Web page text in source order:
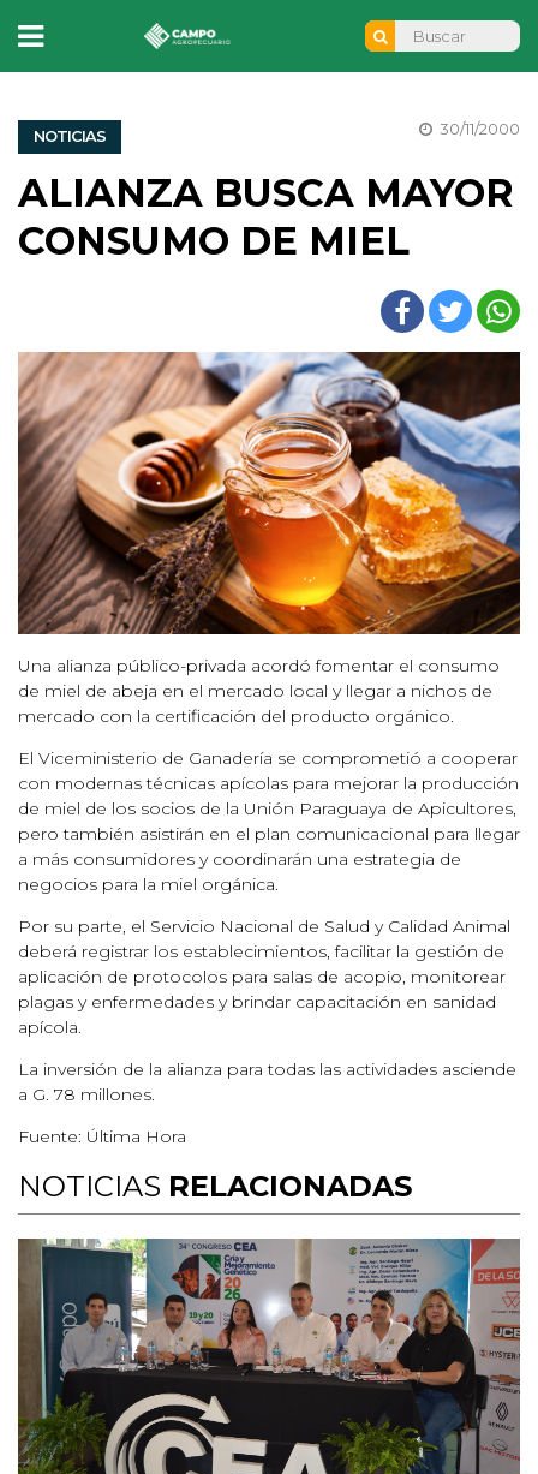
NOTICIAS 30/11/2000
ALIANZA BUSCA MAYOR
CONSUMO DE MIEL
Una alianza público-privada acordó fomentar el consumo
de miel de abeja en el mercado local y llegar a nichos de
mercado con la certificación del producto orgánico.
El Viceministerio de Ganadería se comprometió a cooperar
con modernas técnicas apícolas para mejorar la producción
de miel de los socios de la Unión Paraguaya de Apicultores,
pero también asistirán en el plan comunicacional para llegar
a más consumidores y coordinarán una estrategia de
negocios para la miel orgánica.
Por su parte, el Servicio Nacional de Salud y Calidad Animal
deberá registrar los establecimientos, facilitar la gestión de
aplicación de protocolos para salas de acopio, monitorear
plagas y enfermedades y brindar capacitación en sanidad
apícola.
La inversión de la alianza para todas las actividades asciende
a G. 78 millones.
Fuente: Última Hora
NOTICIAS RELACIONADAS